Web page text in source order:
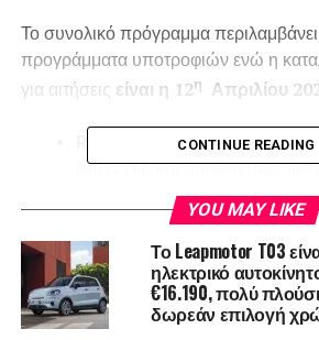
Το συνολικό πρόγραμμα
προγράμματα υποτροφιών ενώ η
για αιτήσεις είναι η 12η Απριλίου
RIS Fellowships: απευθύνεται
φοιτητές και αποφοίτους
προγραμμάτων καθώς και σε
επιχειρηματίες με
αγροτικής παραγωγής και
μηνιαίο ποσό της υποτροφίας
650 έως 1350 ευρώ ανάλογα
εκπόνησης της πρακτικής
CONTINUE READING
YOU MAY LIKE
Το Leapmotor T03
ηλεκτρικό
€16.190, πολύ
δωρεάν επιλογή